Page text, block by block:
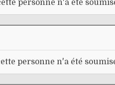
personne n'a été
personne n'a été